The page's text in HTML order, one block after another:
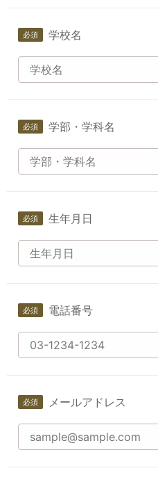
学校名
学部・学科名
生年月日
電話番号
メールアドレス